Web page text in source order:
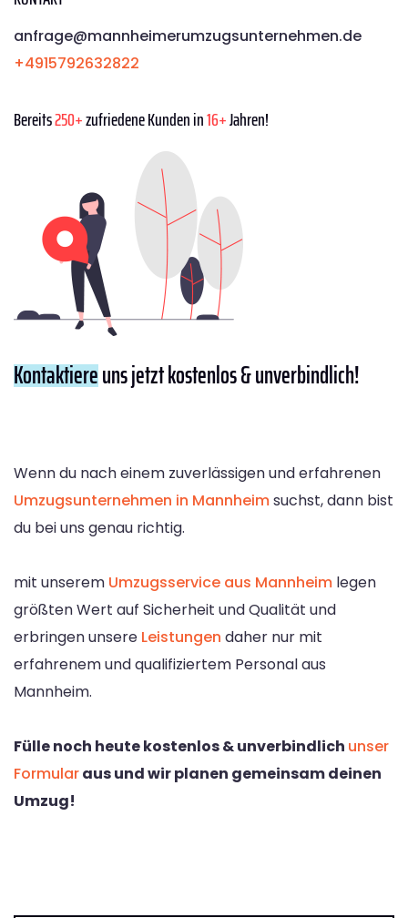
anfrage@mannheimerumzugsunternehmen.de
+4915792632822
Bereits250+zufriedene Kunden in16+Jahren!
Kontaktiereuns jetzt kostenlos & unverbindlich!
Wenn du nach einem zuverlässigen und erfahrenen
Umzugsunternehmen in Mannheimsuchst, dann bist
du bei uns genau richtig.
mit unserem Umzugsservice aus Mannheim legen
größten Wert auf Sicherheit und Qualität und
erbringen unsere Leistungen daher nur mit
erfahrenem und qualifiziertem Personal aus
Mannheim.
Fülle noch heute kostenlos & unverbindlich unser
Formularaus und wir planen gemeinsam deinen
Umzug!